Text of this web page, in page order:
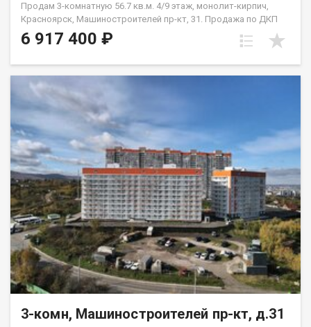
Продам 3-комнатную 56.7 кв.м. 4/9 этаж, монолит-кирпич,
Красноярск, Машиностроителей пр-кт, 31. Продажа по ДКП
НЕ ОТ ЗАСТРОЙЩИКА
6 917 400 ₽
3-комн, Машиностроителей пр-кт, д.31